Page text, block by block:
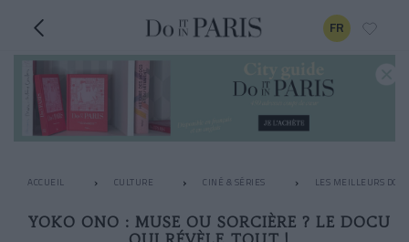
FR
ACCUEIL CULTURE CINÉ & SÉRIES LES MEILLEURS
YOKO ONO : MUSE OU SORCIÈRE ? LE DOCU